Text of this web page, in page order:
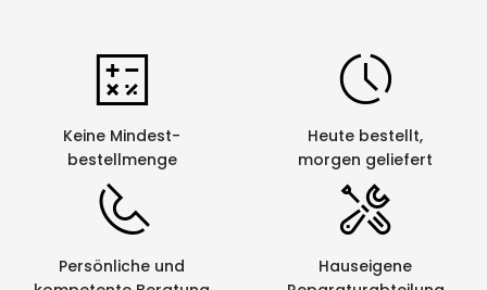
Keine Mindest-
bestellmenge
Heute bestellt,
morgen geliefert
Persönliche und
Hauseigene